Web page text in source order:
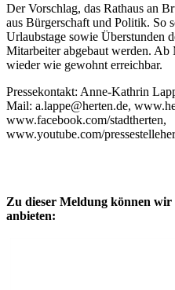
Der Vorschlag, das Rathaus an
aus Bürgerschaft und Politik. So
Urlaubstage sowie Überstunden
Mitarbeiter abgebaut werden.
wieder wie gewohnt erreichbar.
Pressekontakt: Anne-Kathrin
Mail: a.lappe@herten.de,
www.facebook.com/stadtherten,
www.youtube.com/
Zu dieser Meldung können
anbieten: